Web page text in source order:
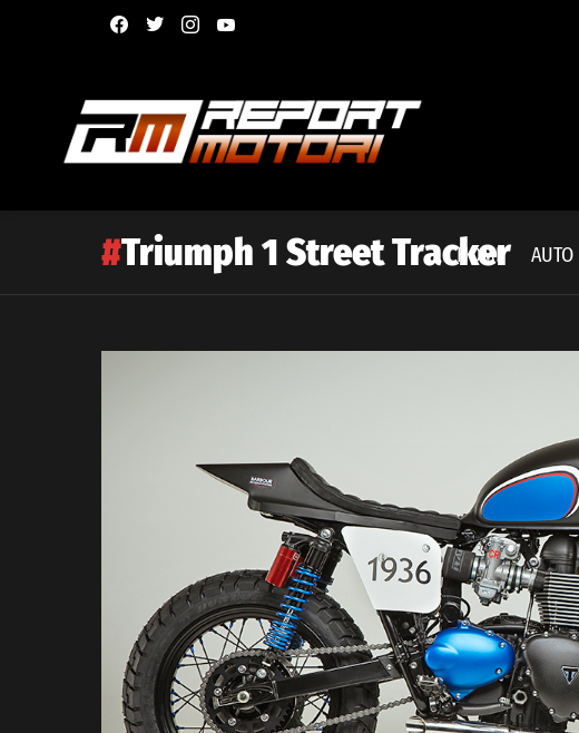
facebooktwitterinstagram
HOME AUTO
Triumph 1 Street Tracker